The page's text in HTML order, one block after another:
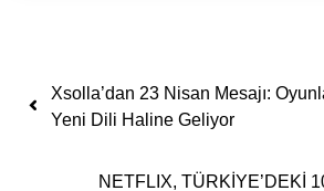
Yazı dolaşımı
Xsolla’dan 23 Nisan Mesajı:
Yeni Dili Haline Geliyor
NETFLIX, TÜRKİYE’DEKİ